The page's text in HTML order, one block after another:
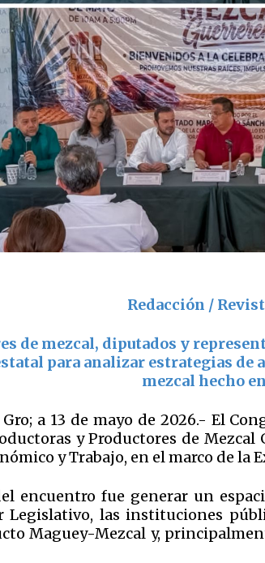
Redacción /
de mezcal, diputados y
para analizar estrategias
mezcal hecho
a 13 de mayo de 2026.- El
y Productores de
y Trabajo, en el marco de la
encuentro fue generar un
Legislativo, las instituciones
Maguey-Mezcal y,